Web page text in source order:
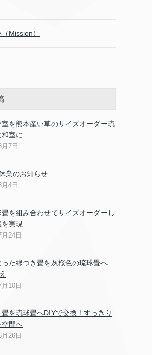
Mission）
を熊本産い草のサイズオーダー琉
室に
7日
業のお知らせ
4日
を組み合わせてサイズオーダーし
実現
24日
た縁つき畳を灰桜色の琉球畳へ
10日
を琉球畳へDIYで交換！すっきり
空間へ
26日